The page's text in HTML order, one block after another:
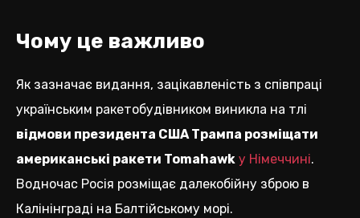
Чому це важливо
Як зазначає видання, зацікавленість з співпраці
українським ракетобудівником виникла на тлі
відмови президента США Трампа розміщати
американські ракети Tomahawk у Німеччині.
Водночас Росія розміщає далекобійну зброю в
Калінінграді на Балтійському морі.